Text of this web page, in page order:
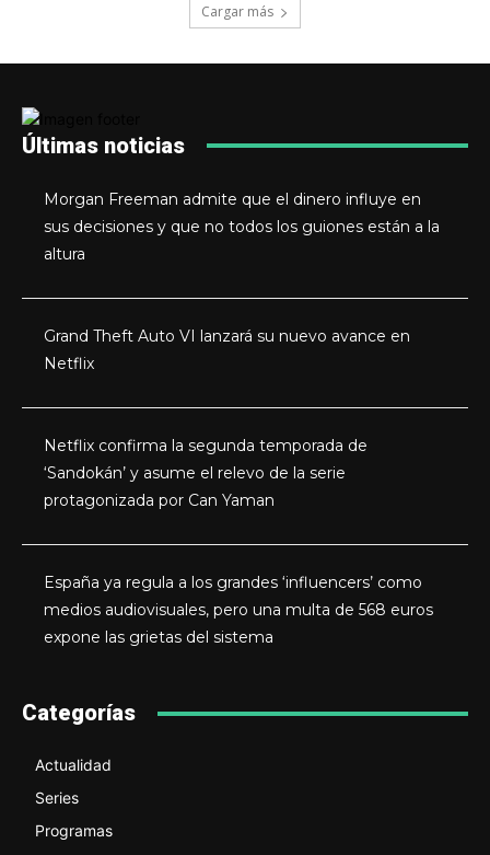
Cargar más
Últimas noticias
Morgan Freeman admite que el dinero influye en
sus decisiones y que no todos los guiones están a la
altura
Grand Theft Auto VI lanzará su nuevo avance en
Netflix
Netflix confirma la segunda temporada de
‘Sandokán’ y asume el relevo de la serie
protagonizada por Can Yaman
España ya regula a los grandes ‘influencers’ como
medios audiovisuales, pero una multa de 568 euros
expone las grietas del sistema
Categorías
Actualidad
Series
Programas